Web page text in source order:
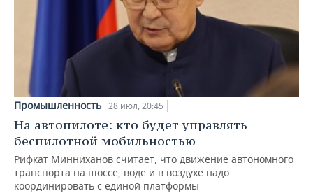
Промышленность 28 июл, 20:45
На автопилоте: кто будет управлять
беспилотной мобильностью
Рифкат Минниханов считает, что движение автономного
транспорта на шоссе, воде и в воздухе надо
координировать с единой платформы